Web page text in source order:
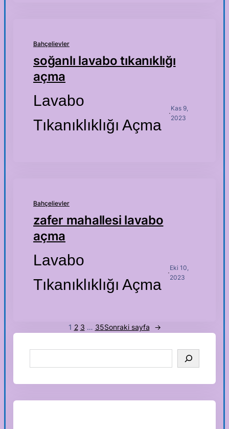
Bahçelievler
soğanlı lavabo tıkanıklığı
açma
Lavabo
Tıkanıklıklığı Açma
·
Kas 9,
2023
Bahçelievler
zafer mahallesi lavabo
açma
Lavabo
Tıkanıklıklığı Açma
·
Eki 10,
2023
1 2 3 … 35Sonraki sayfa →
e
c